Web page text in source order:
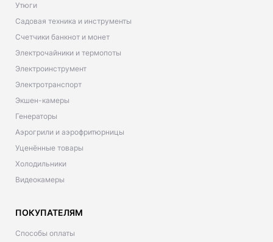
Утюги
Садовая техника и инструменты
Счетчики банкнот и монет
Электрочайники и термопоты
Электроинструмент
Электротранспорт
Экшен-камеры
Генераторы
Аэрогрили и аэрофритюрницы
Уценённые товары
Холодильники
Видеокамеры
ПОКУПАТЕЛЯМ
Способы оплаты